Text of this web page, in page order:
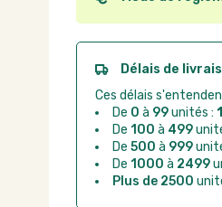
Quel que soit le
Good Act.
Paiement CB :
Virement
Chorus Pro :
Délais de
Ces délais
De 0 à 99unités :
De 100 à 499
De 500 à 999
De 1000 à 2499
Plus de 2500